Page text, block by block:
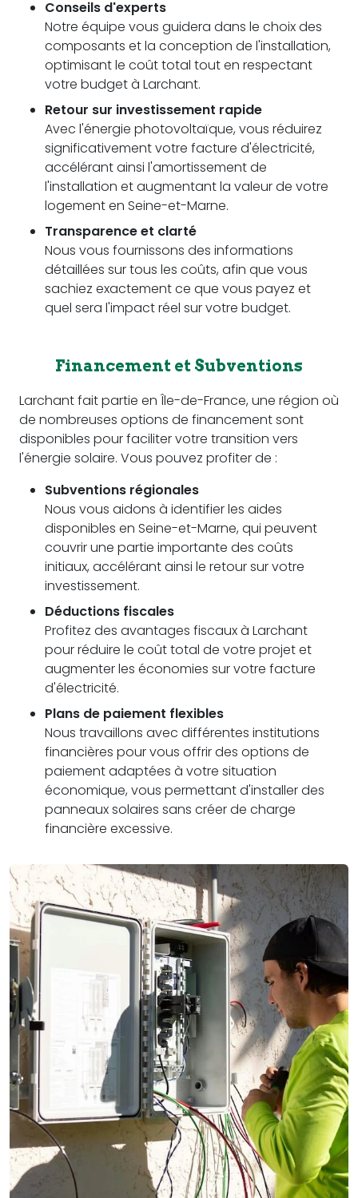
Conseils d'experts
Notre équipe vous guidera dans le choix des
composants et la conception de l'installation,
optimisant le coût total tout en respectant
votre budget à Larchant.
Retour sur investissement rapide
Avec l'énergie photovoltaïque, vous réduirez
significativement votre facture d'électricité,
accélérant ainsi l'amortissement de
l'installation et augmentant la valeur de votre
logement en Seine-et-Marne.
Transparence et clarté
Nous vous fournissons des informations
détaillées sur tous les coûts, afin que vous
sachiez exactement ce que vous payez et
quel sera l'impact réel sur votre budget.
Financement et Subventions
Larchant fait partie en Île-de-France, une région où
de nombreuses options de financement sont
disponibles pour faciliter votre transition vers
l'énergie solaire. Vous pouvez profiter de :
Subventions régionales
Nous vous aidons à identifier les aides
disponibles en Seine-et-Marne, qui peuvent
couvrir une partie importante des coûts
initiaux, accélérant ainsi le retour sur votre
investissement.
Déductions fiscales
Profitez des avantages fiscaux à Larchant
pour réduire le coût total de votre projet et
augmenter les économies sur votre facture
d'électricité.
Plans de paiement flexibles
Nous travaillons avec différentes institutions
financières pour vous offrir des options de
paiement adaptées à votre situation
économique, vous permettant d'installer des
panneaux solaires sans créer de charge
financière excessive.